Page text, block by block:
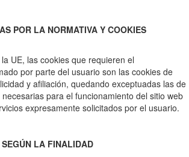
POR LA NORMATIVA Y COOKIES
UE, las cookies que requieren el
por parte del usuario son las cookies de
y afiliación, quedando exceptuadas las de
para el funcionamiento del sitio web
expresamente solicitados por el usuario.
LA FINALIDAD